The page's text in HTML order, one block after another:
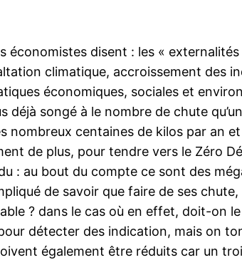
économistes disent : les «
climatique, accroissement des
économiques, sociales et
songé à le nombre de chute
centaines de kilos par an
de plus, pour tendre vers le Zéro
: au bout du compte ce sont des
de savoir que faire de ses chute,
? dans le cas où en effet, doit-on
détecter des indication, mais on
également être réduits car un